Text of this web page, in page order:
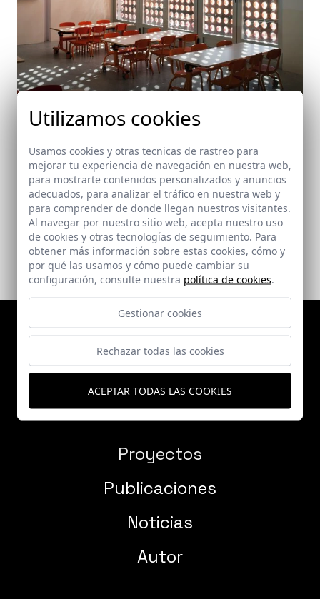
Escuela Infantil en El Serrallo. Granada
El Serrallo (Granada)
Proyectos
Publicaciones
Noticias
Autor
Utilizamos cookies
Usamos cookies y otras tecnicas de rastreo para
mejorar tu experiencia de navegación en nuestra web,
para mostrarte contenidos personalizados y anuncios
adecuados, para analizar el tráfico en nuestra web y
para comprender de donde llegan nuestros visitantes.
Al navegar por nuestro sitio web, acepta nuestro uso
de cookies y otras tecnologías de seguimiento. Para
obtener más información sobre estas cookies, cómo y
por qué las usamos y cómo puede cambiar su
configuración, consulte nuestra política de cookies.
Gestionar cookies
Rechazar todas las cookies
ACEPTAR TODAS LAS COOKIES